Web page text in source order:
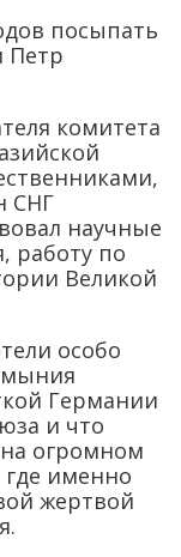
посыпать
Петр
комитета
СНГ
научные
работу по
Великой
особо
Германии
и что
огромном
где именно
жертвой